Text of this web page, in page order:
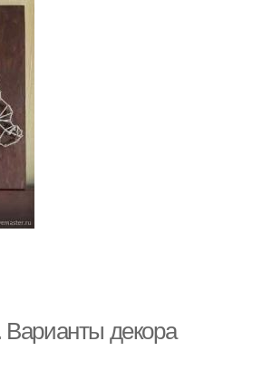
Варианты декора